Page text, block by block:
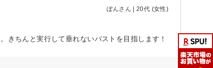
ぽんさん | 20代 (女性)
きちんと実行して垂れないバストを目指します！